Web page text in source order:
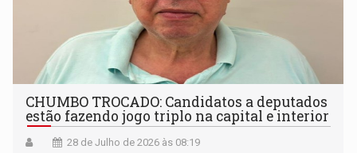
CHUMBO TROCADO: Candidatos a deputados
estão fazendo jogo triplo na capital e interior
28 de Julho de 2026 às 08:19